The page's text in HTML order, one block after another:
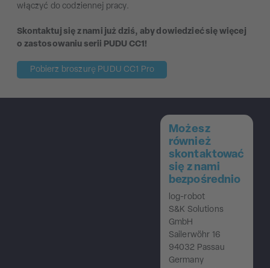
włączyć do codziennej pracy.
Skontaktuj się z nami już dziś, aby dowiedzieć się więcej
o zastosowaniu serii PUDU CC1!
Pobierz broszurę PUDU CC1 Pro
Możesz
również
skontaktować
się z nami
bezpośrednio
log-robot
S&K Solutions
GmbH
Sailerwöhr 16
94032 Passau
Germany